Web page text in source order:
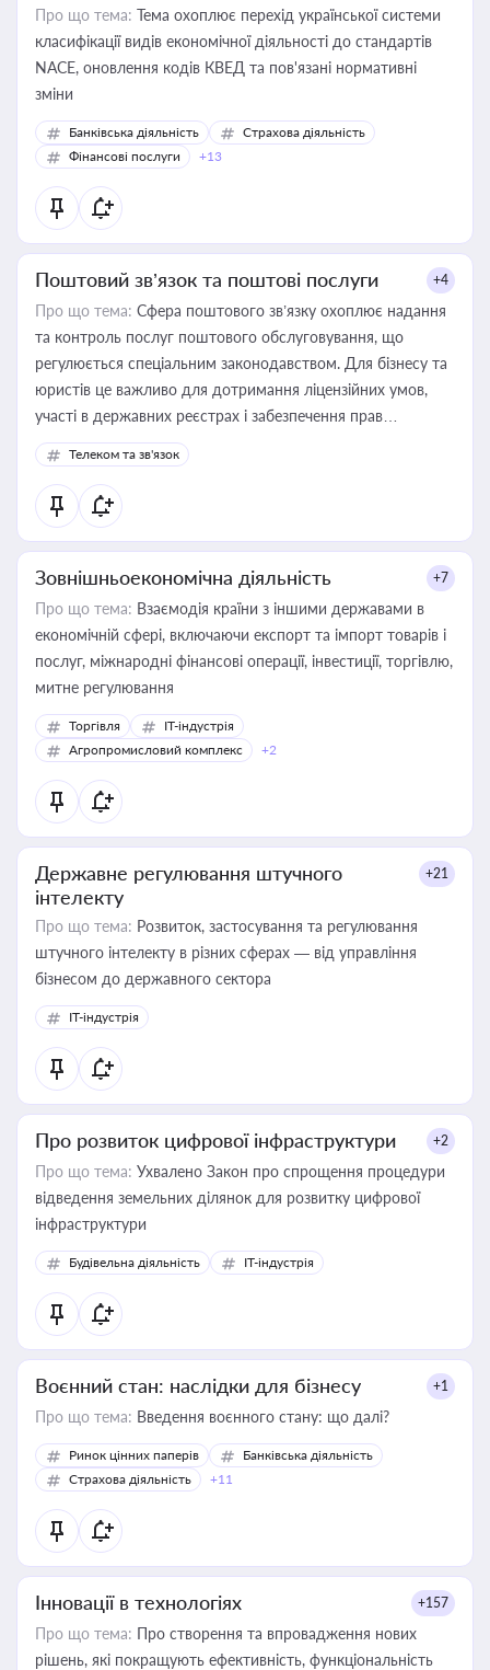
Про що тема: Тема охоплює перехід української системи
класифікації видів економічної діяльності до стандартів
NACE, оновлення кодів КВЕД та пов'язані нормативні
зміни
Банківська діяльність
Страхова діяльність
Фінансові послуги
+13
Поштовий зв’язок та поштові послуги +4
Про що тема: Сфера поштового зв’язку охоплює надання
та контроль послуг поштового обслуговування, що
регулюється спеціальним законодавством. Для бізнесу та
юристів це важливо для дотримання ліцензійних умов,
участі в державних реєстрах і забезпечення прав
споживачів.
Телеком та зв'язок
Зовнішньоекономічна діяльність +7
Про що тема: Взаємодія країни з іншими державами в
економічній сфері, включаючи експорт та імпорт товарів і
послуг, міжнародні фінансові операції, інвестиції, торгівлю,
митне регулювання
Торгівля
IT-індустрія
Агропромисловий комплекс
+2
Державне регулювання штучного
інтелекту
+21
Про що тема: Розвиток, застосування та регулювання
штучного інтелекту в різних сферах — від управління
бізнесом до державного сектора
IT-індустрія
Про розвиток цифрової інфраструктури +2
Про що тема: Ухвалено Закон про спрощення процедури
відведення земельних ділянок для розвитку цифрової
інфраструктури
Будівельна діяльність IT-індустрія
Воєнний стан: наслідки для бізнесу +1
Про що тема: Введення воєнного стану: що далі?
Ринок цінних паперів
Банківська діяльність
Страхова діяльність
+11
Інновації в технологіях +157
Про що тема: Про створення та впровадження нових
рішень, які покращують ефективність, функціональність